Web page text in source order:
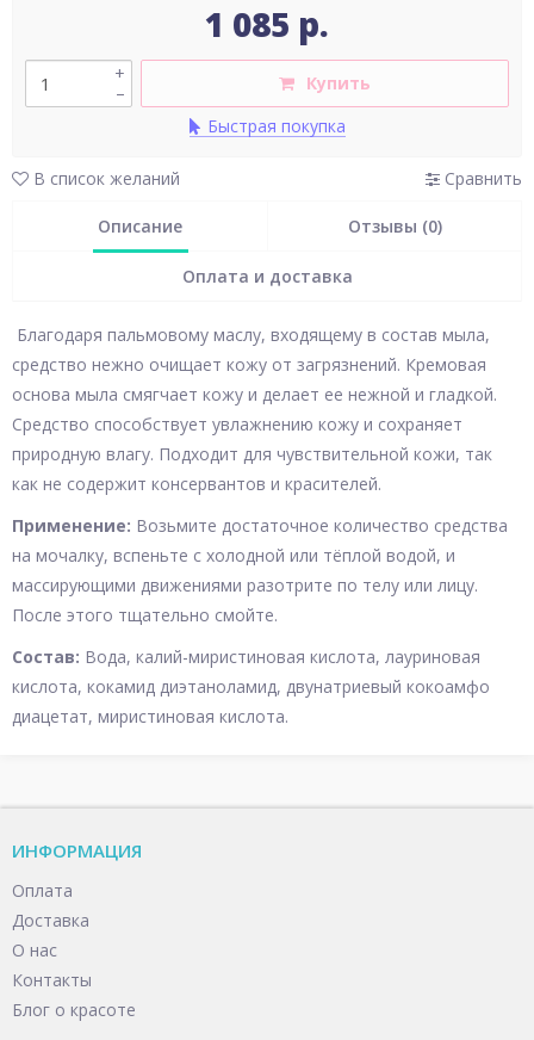
1 085 р.
–
+
Купить
Быстрая покупка
В список желаний Сравнить
Описание Отзывы (0)
Оплата и доставка
Благодаря пальмовому маслу, входящему в состав мыла,
средство нежно очищает кожу от загрязнений. Кремовая
основа мыла смягчает кожу и делает ее нежной и гладкой.
Средство способствует увлажнению кожу и сохраняет
природную влагу. Подходит для чувствительной кожи, так
как не содержит консервантов и красителей.
Применение: Возьмите достаточное количество средства
на мочалку, вспеньте с холодной или тёплой водой, и
массирующими движениями разотрите по телу или лицу.
После этого тщательно смойте.
Состав: Вода, калий-миристиновая кислота, лауриновая
кислота, кокамид диэтаноламид, двунатриевый кокоамфо
диацетат, миристиновая кислота.
ИНФОРМАЦИЯ
Оплата
Доставка
О нас
Контакты
Блог о красоте